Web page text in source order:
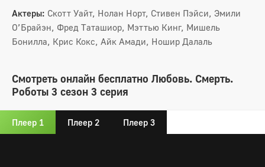
Актеры: Скотт Уайт, Нолан Норт, Стивен Пэйси, Эмили
О’Брайэн, Фред Таташиор, Мэттью Кинг, Мишель
Бонилла, Крис Кокс, Айк Амади, Ношир Далаль
Смотреть онлайн бесплатно Любовь. Смерть.
Роботы 3 сезон 3 серия
Плеер 1 Плеер 2 Плеер 3